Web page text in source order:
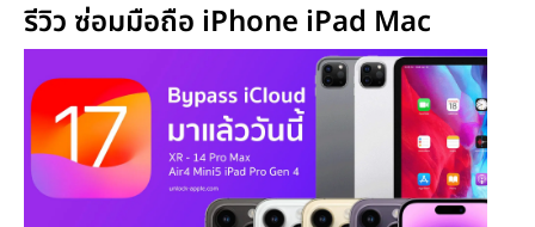
รีวิว ซ่อมมือถือ iPhone iPad Mac